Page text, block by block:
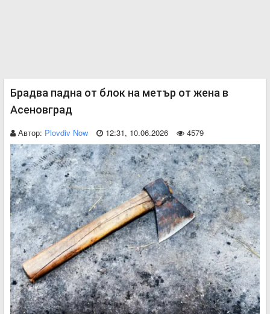
Брадва падна от блок на метър от жена в
Асеновград
Автор: Plovdiv Now 12:31, 10.06.2026 4579